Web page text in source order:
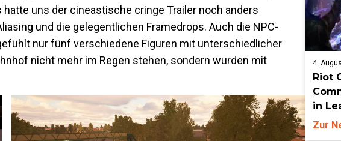
uns der cineastische cringe Trailer noch anders
und die gelegentlichen Framedrops. Auch die NPC-
nur fünf verschiedene Figuren mit unterschiedlicher
nicht mehr im Regen stehen, sondern wurden mit
4.
Riot
in
Zur